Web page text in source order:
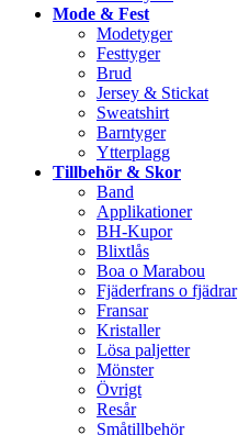
Mode & Fest
Modetyger
Festtyger
Brud
Jersey & Stickat
Sweatshirt
Barntyger
Ytterplagg
Tillbehör & Skor
Band
Applikationer
BH-Kupor
Blixtlås
Boa o Marabou
Fjäderfrans o fjädrar
Fransar
Kristaller
Lösa paljetter
Mönster
Övrigt
Resår
Småtillbehör